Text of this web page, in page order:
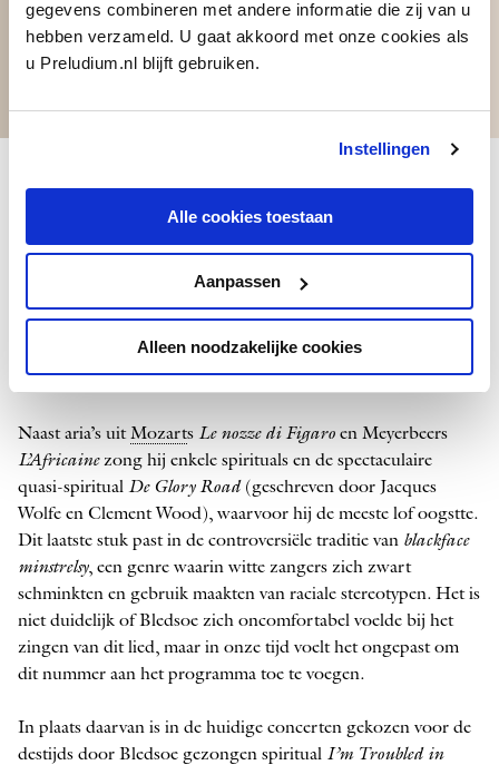
gegevens combineren met andere informatie die zij van u
hebben verzameld. U gaat akkoord met onze cookies als
u Preludium.nl blijft gebruiken.
Instellingen
Alle cookies toestaan
Aanpassen
Alleen noodzakelijke cookies
Roland Hayes; door Winold Reiss, 1924;
Des te bijzonderder is het optreden dat Jules Bledsoe (1897-
1943) in mei 1937 in Amsterdam gaf. In 1934 had hij al veel
indruk gemaakt bij de Italiaansche Opera als de Ethiopische
koning Amonasro in Verdi’s
. In het voorjaar van 1937
Willem Mengelberg was enthousiast, en vroeg hem om met
het Concertgebouworkest op te treden. Zijn enorme, donkere
baritonstem maakte veel indruk op het publiek.
Naast aria’s uitMozarts Le nozze di Figaro en Meyerbeers
L’Africainezong hij enkele spirituals en de spectaculaire
quasi-spiritual De Glory Road (geschreven door Jacques
Wolfe en Clement Wood), waarvoor hij de meeste lof oogstte.
Dit laatste stuk past in de controversiële traditie van blackface
minstrelsy, een genre waarin witte zangers zich zwart
schminkten en gebruik maakten van raciale ­stereotypen. Het is
niet duidelijk of Bledsoe zich oncomfortabel voelde bij het
zingen van dit lied, maar in onze tijd voelt het ongepast om
dit nummer aan het programma toe te voegen.
In plaats daarvan is in de ­huidige concerten gekozen voor de
destijds door Bledsoe gezongen spiritual I’m Troubled in